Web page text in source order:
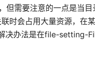
需要注意的一点是当
时会占用大量资源，在
决办法是在file-